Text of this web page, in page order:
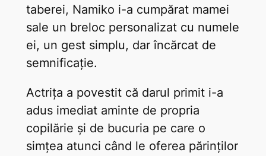
taberei, Namiko i-a cumpărat mamei
sale un breloc personalizat cu numele
ei, un gest simplu, dar încărcat de
semnificație.
Actrița a povestit că darul primit i-a
adus imediat aminte de propria
copilărie și de bucuria pe care o
simțea atunci când le oferea părinților